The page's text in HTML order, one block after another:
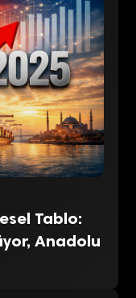
Tablo:
Anadolu